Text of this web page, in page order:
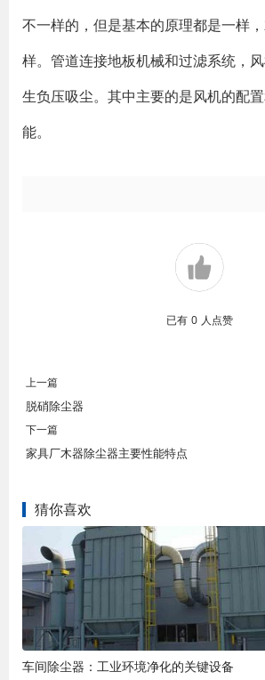
不一样的，但是基本的原理都是一样
样。管道连接地板机械和过滤系统，
生负压吸尘。其中主要的是风机的配
能。
已有 0 人点赞
上一篇
脱硝除尘器
下一篇
家具厂木器除尘器主要性能特点
猜你喜欢
车间除尘器：工业环境净化的关键设备